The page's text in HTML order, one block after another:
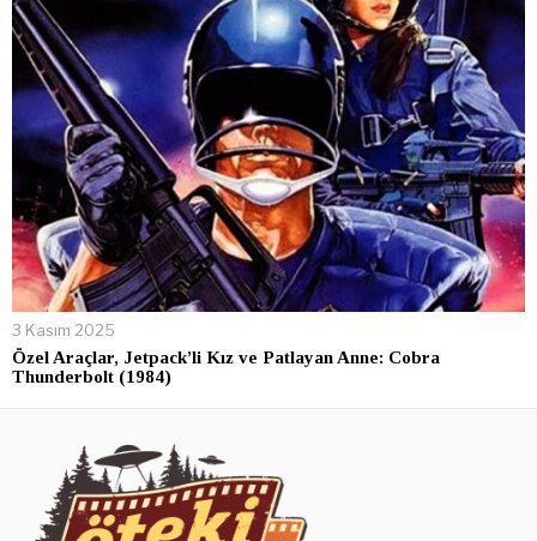
3 Kasım 2025
Özel Araçlar, Jetpack’li Kız ve Patlayan Anne: Cobra
Thunderbolt (1984)